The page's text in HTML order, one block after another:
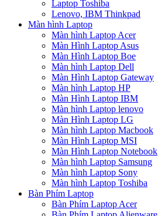
Laptop Toshiba
Lenovo, IBM Thinkpad
Màn hình Laptop
Màn hình Laptop Acer
Màn Hình Laptop Asus
Màn Hình Laptop Boe
Màn hình Laptop Dell
Màn Hình Laptop Gateway
Màn hình Laptop HP
Màn Hình Laptop IBM
Màn hình Laptop lenovo
Màn Hình Laptop LG
Màn hình Laptop Macbook
Màn Hình Laptop MSI
Màn Hình Laptop Notebook
Màn hình Laptop Samsung
Màn hình Laptop Sony
Màn hình Laptop Toshiba
Bàn Phím Laptop
Bàn Phím Laptop Acer